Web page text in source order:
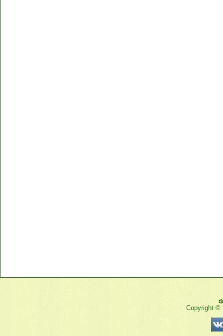
Copyright ©